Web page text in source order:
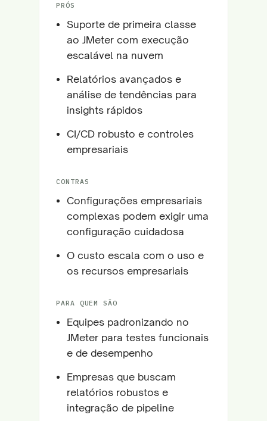
PRÓS
Suporte de primeira classe
ao JMeter com execução
escalável na nuvem
Relatórios avançados e
análise de tendências para
insights rápidos
CI/CD robusto e controles
empresariais
CONTRAS
Configurações empresariais
complexas podem exigir uma
configuração cuidadosa
O custo escala com o uso e
os recursos empresariais
PARA QUEM SÃO
Equipes padronizando no
JMeter para testes funcionais
e de desempenho
Empresas que buscam
relatórios robustos e
integração de pipeline